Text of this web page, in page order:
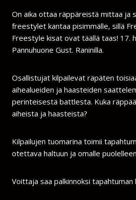
On aika ottaa räppäreistä mittaa ja
freestylet kantaa pisimmälle, sillä
Freestyle kisat ovat täällä taas! 17.
Pannuhuone Gust. Raninilla.
Osallistujat kilpailevat räpäten
aihealueiden ja haasteiden
perinteisestä battlesta. Kuka
aiheista ja haasteista?
Kilpailujen tuomarina toimii
otettava haltuun ja omalle
Voittaja saa palkinnoksi